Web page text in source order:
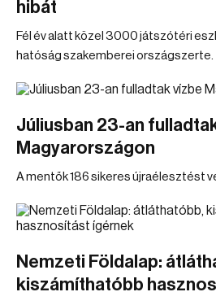
hibát
Fél év alatt közel 3000 játszótéri
hatóság szakemberei országszerte.
Júliusban 23-an
Magyarországon
A mentők 186 sikeres újraélesztést
Nemzeti Földalap:
kiszámíthatóbb